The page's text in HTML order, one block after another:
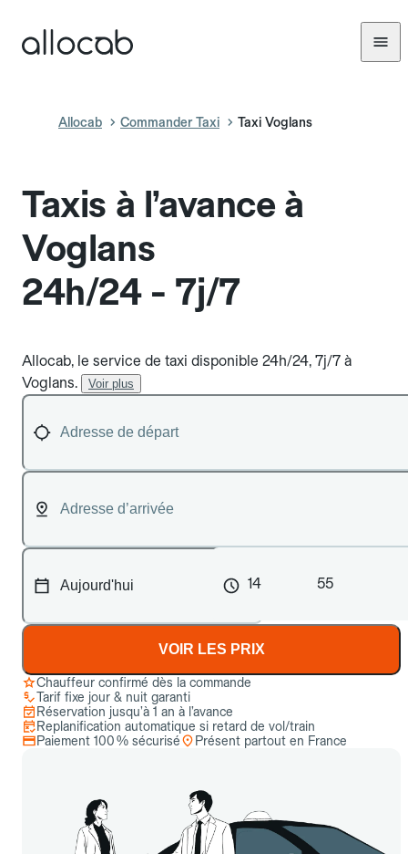
Allocab Commander Taxi Taxi Voglans
Taxis à l’avance à
Voglans
24h/24 - 7j/7
Allocab, le service de taxi disponible 24h/24, 7j/7 à
Voglans.
Voir plus
14 55
VOIR LES PRIX
Chauffeur confirmé dès la commande
Tarif fixe jour & nuit garanti
Réservation jusqu’à 1 an à l’avance
Replanification automatique si retard de vol/train
Paiement 100 % sécurisé
Présent partout en France